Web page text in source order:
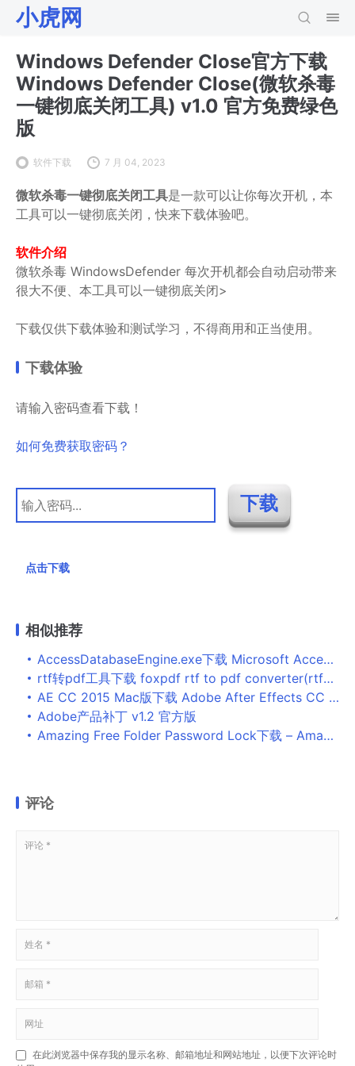
小虎网
Windows Defender Close官方下载
Windows Defender Close(微软杀毒
一键彻底关闭工具) v1.0 官方免费绿色
版
软件下载 7 月 04, 2023
微软杀毒一键彻底关闭工具是一款可以让你每次开机，本
工具可以一键彻底关闭，快来下载体验吧。
软件介绍
微软杀毒 WindowsDefender 每次开机都会自动启动带来
很大不便、本工具可以一键彻底关闭>
下载仅供下载体验和测试学习，不得商用和正当使用。
下载体验
请输入密码查看下载！
如何免费获取密码？
点击下载
相似推荐
AccessDatabaseEngine.exe下载 Microsoft Access Database Engine 2010 Redistributable 32位微软官方版
rtf转pdf工具下载 foxpdf rtf to pdf converter(rtf转pdf软件) v3.0 免费安装版
AE CC 2015 Mac版下载 Adobe After Effects CC 2015 for Mac 中文特别版
Adobe产品补丁 v1.2 官方版
Amazing Free Folder Password Lock下载 – Amazing Free Folder Password Lock 文件夹加密软件 7.8.8.8 官方版
评论
在此浏览器中保存我的显示名称、邮箱地址和网站地址，以便下次评论时